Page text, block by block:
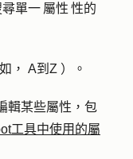
單一 屬性 性的
， A到Z ） 。
輯某些屬性，包
工具中使用的屬